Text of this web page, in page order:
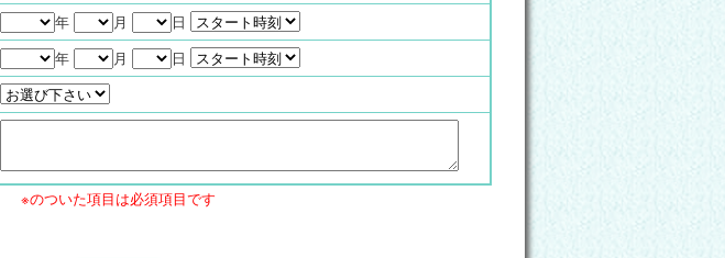
年 月
日
年 月
日
※のついた項目は必須項目です